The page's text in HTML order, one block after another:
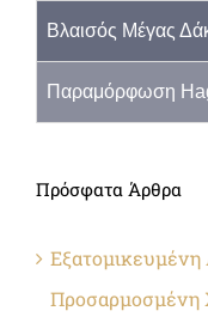
Βλαισός Μέγας
Παραμόρφωση
Πρόσφατα Άρθρα
Εξατομικευμένη
Προσαρμοσμένη